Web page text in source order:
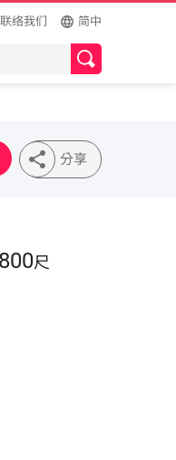
联络我们 简中
分享
800尺